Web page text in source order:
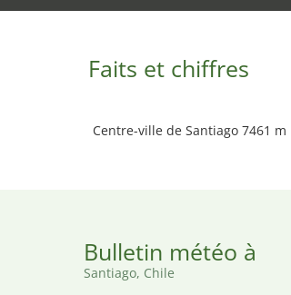
Faits et chiffres
Centre-ville de Santiago 7461
Bulletin météo à
Santiago, Chile